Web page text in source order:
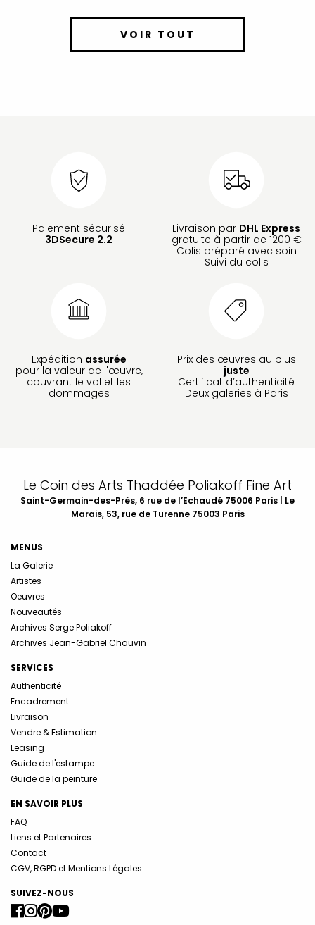
VOIR TOUT
Paiement sécurisé
3DSecure 2.2
Livraison par DHL Express
gratuite à partir de 1200 €
Colis préparé avec soin
Suivi du colis
Expédition assurée
pour la valeur de l'œuvre,
couvrant le vol et les
dommages
Prix des œuvres au plus
juste
Certificat d’authenticité
Deux galeries à Paris
Le Coin des Arts Thaddée Poliakoff Fine Art
Saint-Germain-des-Prés, 6 rue de l’Echaudé 75006 Paris | Le
Marais, 53, rue de Turenne 75003 Paris
MENUS
La Galerie
Artistes
Oeuvres
Nouveautés
Archives Serge Poliakoff
Archives Jean-Gabriel Chauvin
SERVICES
Authenticité
Encadrement
Livraison
Vendre & Estimation
Leasing
Guide de l'estampe
Guide de la peinture
EN SAVOIR PLUS
FAQ
Liens et Partenaires
Contact
CGV, RGPD et Mentions Légales
SUIVEZ-NOUS